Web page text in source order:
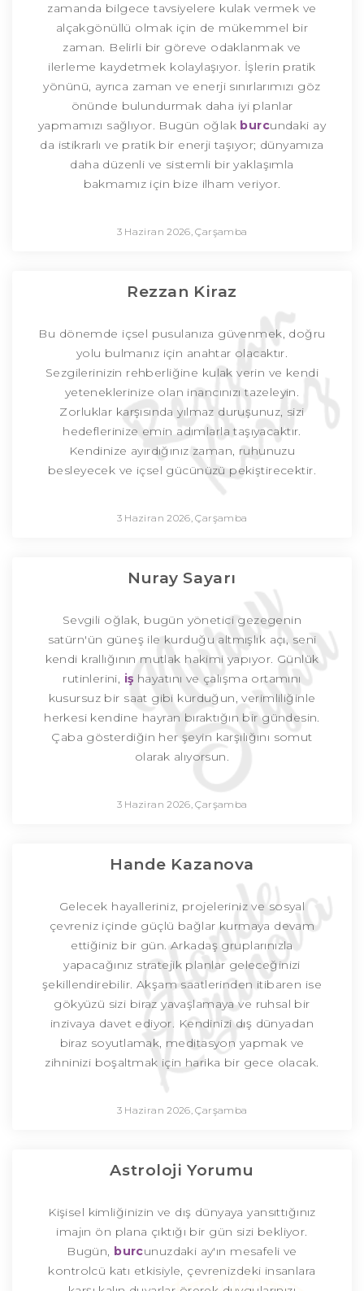
zamanda bilgece tavsiyelere kulak vermek ve
alçakgönüllü olmak için de mükemmel bir
zaman. Belirli bir göreve odaklanmak ve
ilerleme kaydetmek kolaylaşıyor. İşlerin pratik
yönünü, ayrıca zaman ve enerji sınırlarımızı göz
önünde bulundurmak daha iyi planlar
yapmamızı sağlıyor. Bugün oğlak burcundaki ay
da istikrarlı ve pratik bir enerji taşıyor; dünyamıza
daha düzenli ve sistemli bir yaklaşımla
bakmamız için bize ilham veriyor.
3 Haziran 2026, Çarşamba
Rezzan Kiraz
Bu dönemde içsel pusulanıza güvenmek, doğru
yolu bulmanız için anahtar olacaktır.
Sezgilerinizin rehberliğine kulak verin ve kendi
yeteneklerinize olan inancınızı tazeleyin.
Zorluklar karşısında yılmaz duruşunuz, sizi
hedeflerinize emin adımlarla taşıyacaktır.
Kendinize ayırdığınız zaman, ruhunuzu
besleyecek ve içsel gücünüzü pekiştirecektir.
3 Haziran 2026, Çarşamba
Nuray Sayarı
Sevgili oğlak, bugün yönetici gezegenin
satürn'ün güneş ile kurduğu altmışlık açı, seni
kendi krallığının mutlak hakimi yapıyor. Günlük
rutinlerini, iş hayatını ve çalışma ortamını
kusursuz bir saat gibi kurduğun, verimliliğinle
herkesi kendine hayran bıraktığın bir gündesin.
Çaba gösterdiğin her şeyin karşılığını somut
olarak alıyorsun.
3 Haziran 2026, Çarşamba
Hande Kazanova
Gelecek hayalleriniz, projeleriniz ve sosyal
çevreniz içinde güçlü bağlar kurmaya devam
ettiğiniz bir gün. Arkadaş gruplarınızla
yapacağınız stratejik planlar geleceğinizi
şekillendirebilir. Akşam saatlerinden itibaren ise
gökyüzü sizi biraz yavaşlamaya ve ruhsal bir
inzivaya davet ediyor. Kendinizi dış dünyadan
biraz soyutlamak, meditasyon yapmak ve
zihninizi boşaltmak için harika bir gece olacak.
3 Haziran 2026, Çarşamba
Astroloji Yorumu
Kişisel kimliğinizin ve dış dünyaya yansıttığınız
imajın ön plana çıktığı bir gün sizi bekliyor.
Bugün, burcunuzdaki ay'ın mesafeli ve
kontrolcü katı etkisiyle, çevrenizdeki insanlara